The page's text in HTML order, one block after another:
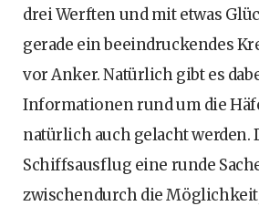
drei Werften und mit etwas
gerade ein beeindruckendes
vor Anker. Natürlich gibt es
Informationen rund um die
natürlich auch gelacht werden.
Schiffsausflug eine runde
zwischendurch die